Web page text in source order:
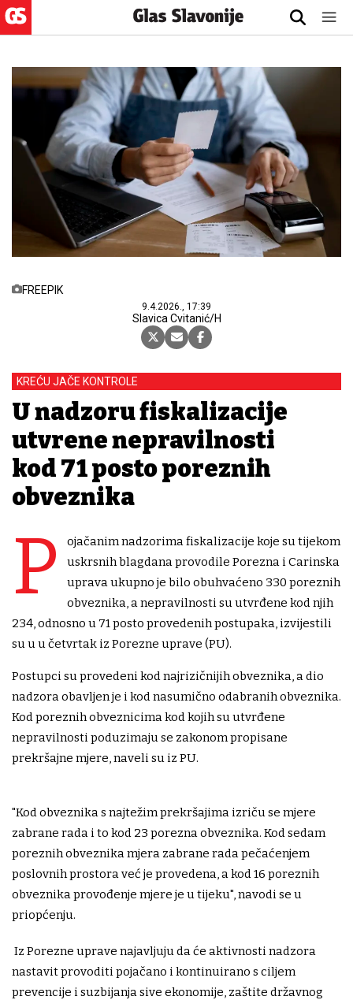
FREEPIK
9.4.2026., 17:39
Slavica Cvitanić/H
KREĆU JAČE KONTROLE
U nadzoru fiskalizacije
utvrđene nepravilnosti
kod 71 posto poreznih
obveznika
P
ojačanim nadzorima fiskalizacije koje su tijekom
uskrsnih blagdana provodile Porezna i Carinska
uprava ukupno je bilo obuhvaćeno 330 poreznih
obveznika, a nepravilnosti su utvrđene kod njih
234, odnosno u 71 posto provedenih postupaka, izvijestili
su u u četvrtak iz Porezne uprave (PU).
Postupci su provedeni kod najrizičnijih obveznika, a dio
nadzora obavljen je i kod nasumično odabranih obveznika.
Kod poreznih obveznicima kod kojih su utvrđene
nepravilnosti poduzimaju se zakonom propisane
prekršajne mjere, naveli su iz PU.
"Kod obveznika s najtežim prekršajima izriču se mjere
zabrane rada i to kod 23 porezna obveznika. Kod sedam
poreznih obveznika mjera zabrane rada pečaćenjem
poslovnih prostora već je provedena, a kod 16 poreznih
obveznika provođenje mjere je u tijeku", navodi se u
priopćenju.
Iz Porezne uprave najavljuju da će aktivnosti nadzora
nastavit provoditi pojačano i kontinuirano s ciljem
prevencije i suzbijanja sive ekonomije, zaštite državnog